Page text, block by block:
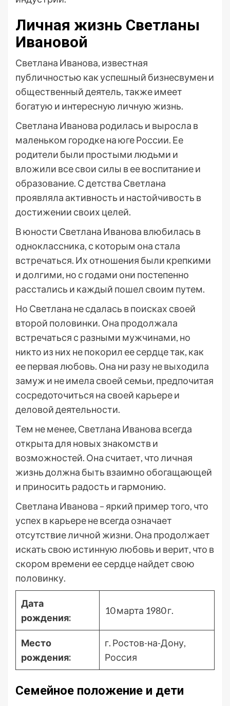
Личная жизнь Светланы
Ивановой
Светлана Иванова, известная
публичностью как успешный бизнесвумен и
общественный деятель, также имеет
богатую и интересную личную жизнь.
Светлана Иванова родилась и выросла в
маленьком городке на юге России. Ее
родители были простыми людьми и
вложили все свои силы в ее воспитание и
образование. С детства Светлана
проявляла активность и настойчивость в
достижении своих целей.
В юности Светлана Иванова влюбилась в
одноклассника, с которым она стала
встречаться. Их отношения были крепкими
и долгими, но с годами они постепенно
расстались и каждый пошел своим путем.
Но Светлана не сдалась в поисках своей
второй половинки. Она продолжала
встречаться с разными мужчинами, но
никто из них не покорил ее сердце так, как
ее первая любовь. Она ни разу не выходила
замуж и не имела своей семьи, предпочитая
сосредоточиться на своей карьере и
деловой деятельности.
Тем не менее, Светлана Иванова всегда
открыта для новых знакомств и
возможностей. Она считает, что личная
жизнь должна быть взаимно обогащающей
и приносить радость и гармонию.
Светлана Иванова – яркий пример того, что
успех в карьере не всегда означает
отсутствие личной жизни. Она продолжает
искать свою истинную любовь и верит, что в
скором времени ее сердце найдет свою
половинку.
Дата
рождения:
10 марта 1980 г.
Место
рождения:
г. Ростов-на-Дону,
Россия
Семейное положение и дети